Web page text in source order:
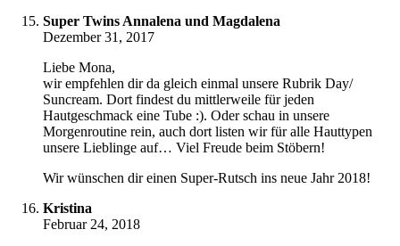
Super Twins Annalena und Magdalena
Dezember 31, 2017
Liebe Mona,
wir empfehlen dir da gleich einmal unsere Rubrik Day/
Suncream. Dort findest du mittlerweile für jeden
Hautgeschmack eine Tube :). Oder schau in unsere
Morgenroutine rein, auch dort listen wir für alle Hauttypen
unsere Lieblinge auf… Viel Freude beim Stöbern!
Wir wünschen dir einen Super-Rutsch ins neue Jahr 2018!
Kristina
Februar 24, 2018